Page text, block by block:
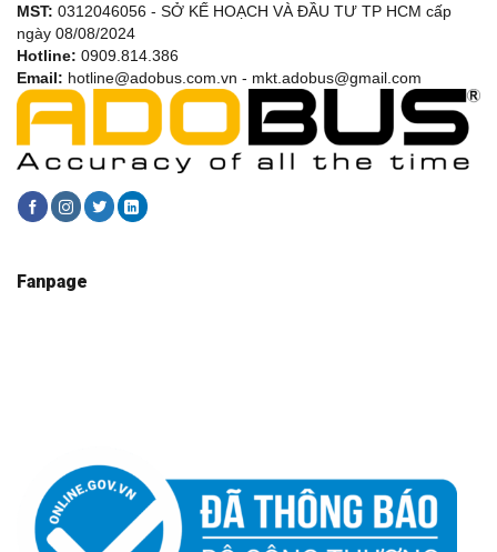
MST: 0312046056 - SỞ KẾ HOẠCH VÀ ĐẦU TƯ TP HCM cấp
ngày 08/08/2024
Hotline: 0909.814.386
Email: hotline@adobus.com.vn - mkt.adobus@gmail.com
Fanpage